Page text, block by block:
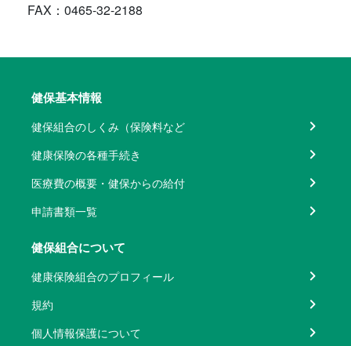
FAX：0465-32-2188
健保基本情報
健保組合のしくみ（保険料など
健康保険の各種手続き
医療費の概要・健保からの給付
申請書類一覧
健保組合について
健康保険組合のプロフィール
規約
個人情報保護について